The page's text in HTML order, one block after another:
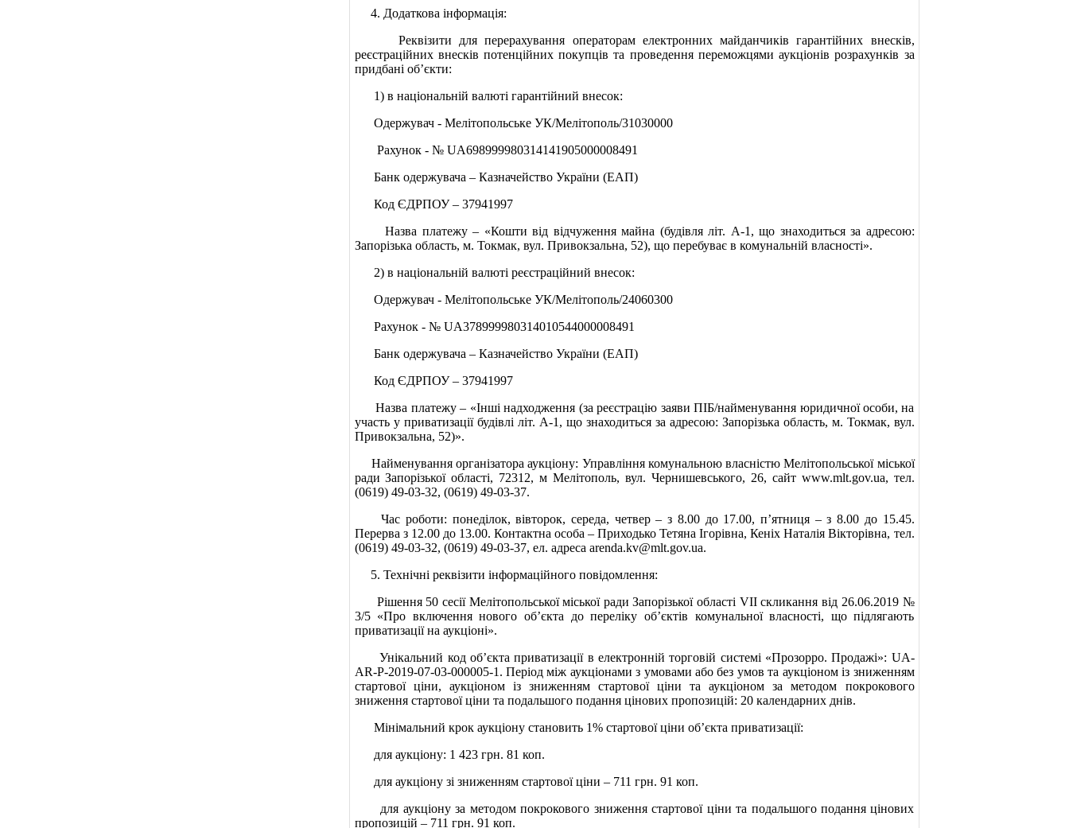
4. Додаткова інформація:
Реквізити для перерахування операторам електронних майданчиків гарантійних внесків,
реєстраційних внесків потенційних покупців та проведення переможцями аукціонів розрахунків за
придбані об’єкти:
1) в національній валюті гарантійний внесок:
Одержувач - Мелітопольське УК/Мелітополь/31030000
Рахунок - № UA698999980314141905000008491
Банк одержувача – Казначейство України (ЕАП)
Код ЄДРПОУ – 37941997
Назва платежу – «Кошти від відчуження майна (будівля літ. А-1, що знаходиться за адресою:
Запорізька область, м. Токмак, вул. Привокзальна, 52), що перебуває в комунальній власності».
2) в національній валюті реєстраційний внесок:
Одержувач - Мелітопольське УК/Мелітополь/24060300
Рахунок - № UA378999980314010544000008491
Банк одержувача – Казначейство України (ЕАП)
Код ЄДРПОУ – 37941997
Назва платежу – «Інші надходження (за реєстрацію заяви ПІБ/найменування юридичної особи, на
участь у приватизації будівлі літ. А-1, що знаходиться за адресою: Запорізька область, м. Токмак, вул.
Привокзальна, 52)».
Найменування організатора аукціону: Управління комунальною власністю Мелітопольської міської
ради Запорізької області, 72312, м Мелітополь, вул. Чернишевського, 26, сайт www.mlt.gov.ua, тел.
(0619) 49-03-32, (0619) 49-03-37.
Час роботи: понеділок, вівторок, середа, четвер – з 8.00 до 17.00, п’ятниця – з 8.00 до 15.45.
Перерва з 12.00 до 13.00. Контактна особа – Приходько Тетяна Ігорівна, Кеніх Наталія Вікторівна, тел.
(0619) 49-03-32, (0619) 49-03-37, ел. адреса arenda.kv@mlt.gov.ua.
5. Технічні реквізити інформаційного повідомлення:
Рішення 50 сесії Мелітопольської міської ради Запорізької області VII скликання від 26.06.2019 №
3/5 «Про включення нового об’єкта до переліку об’єктів комунальної власності, що підлягають
приватизації на аукціоні».
Унікальний код об’єкта приватизації в електронній торговій системі «Прозорро. Продажі»: UA-
AR-P-2019-07-03-000005-1. Період між аукціонами з умовами або без умов та аукціоном із зниженням
стартової ціни, аукціоном із зниженням стартової ціни та аукціоном за методом покрокового
зниження стартової ціни та подальшого подання цінових пропозицій: 20 календарних днів.
Мінімальний крок аукціону становить 1% стартової ціни об’єкта приватизації:
для аукціону: 1 423 грн. 81 коп.
для аукціону зі зниженням стартової ціни – 711 грн. 91 коп.
для аукціону за методом покрокового зниження стартової ціни та подальшого подання цінових
пропозицій – 711 грн. 91 коп.